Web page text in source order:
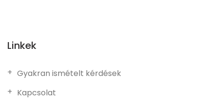
Linkek
Gyakran ismételt kérdések
Kapcsolat